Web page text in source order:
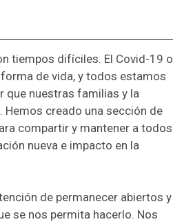
tiempos difíciles. El Covid-19 o
de vida, y todos estamos
que nuestras familias y la
creado una sección de
compartir y mantener a todos
nueva e impacto en la
de permanecer abiertos y
se nos permita hacerlo. Nos